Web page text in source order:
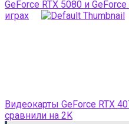
GeForce RTX 5080 и
играх
Видеокарты GeForce RTX
сравнили на 2K